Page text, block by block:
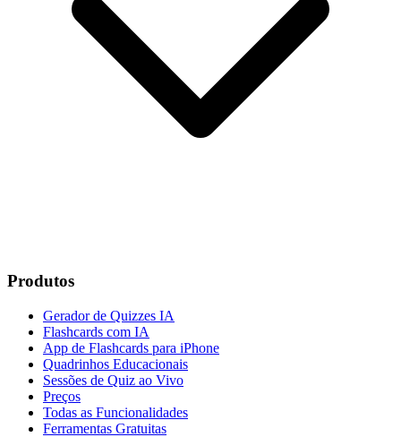
Produtos
Gerador de Quizzes IA
Flashcards com IA
App de Flashcards para iPhone
Quadrinhos Educacionais
Sessões de Quiz ao Vivo
Preços
Todas as Funcionalidades
Ferramentas Gratuitas